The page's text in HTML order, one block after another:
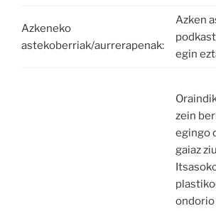
Azkeneko
astekoberriak/aurrerapenak:
Azken
egin
zein
egingo
gaiaz
ondorio